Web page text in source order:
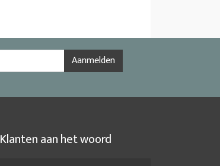
Aanmelden
Klanten aan het woord